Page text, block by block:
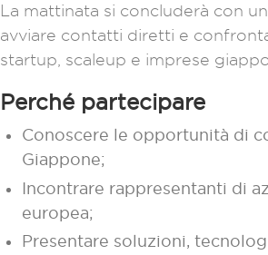
La mattinata si concluderà con
avviare contatti diretti e
startup, scaleup e imprese
Perché partecipare
Conoscere le opportunità di
Giappone;
Incontrare rappresentanti di
europea;
Presentare soluzioni,